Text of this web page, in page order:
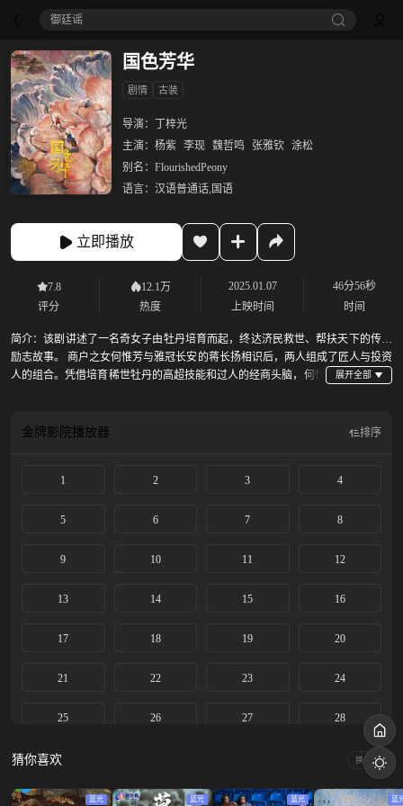
御廷谣‎
国色芳华
剧情 古装
导演：
丁梓光
主演： 杨紫 李现 魏哲鸣 张雅钦 涂松
别名： FlourishedPeony
语言： 汉语普通话,国语
立即播放
7.8
评分
12.1万
热度
2025.01.07
上映时间
46分56秒
时间
简介：该剧讲述了一名奇女子由牡丹培育而起，终达济民救世、帮扶天下的传奇
励志故事。 商户之女何惟芳与雅冠长安的蒋长扬相识后，两人组成了匠人与投资
人的组合。凭借培育稀世牡丹的高超技能和过人的经商头脑，何惟
第一贪官”实则是外浪内纯、心怀天下的国之利刃。在亲历底层之苦、另悟牡丹
编自意千重的同名小说。
金牌影院播放器 排序
1 2 3 4
5 6 7 8
9 10 11 12
13 14 15 16
17 18 19 20
21 22 23 24
25 26 27 28
29
猜你喜欢 换一换
蓝光 蓝光 蓝光 蓝